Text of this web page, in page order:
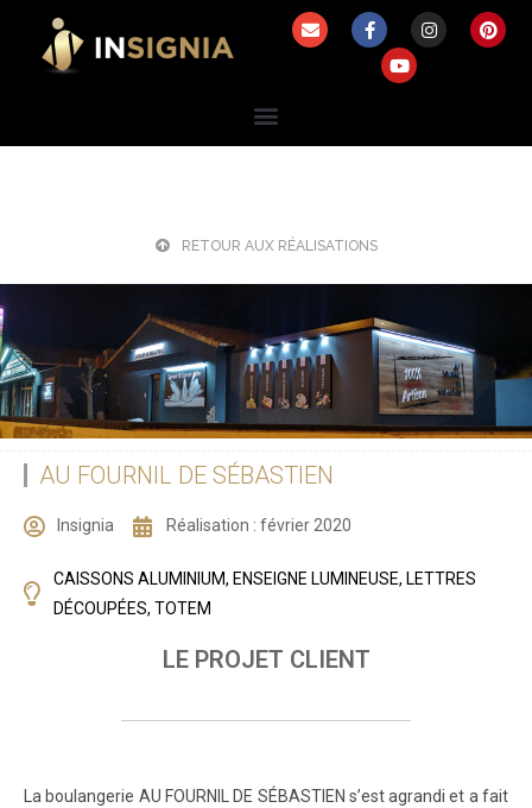
RETOUR AUX RÉALISATIONS
AU FOURNIL DE SÉBASTIEN
Insignia Réalisation : février 2020
CAISSONS ALUMINIUM, ENSEIGNE LUMINEUSE, LETTRES
DÉCOUPÉES, TOTEM
LE PROJET CLIENT
La boulangerie AU FOURNIL DE SÉBASTIEN s’est agrandi et a fait